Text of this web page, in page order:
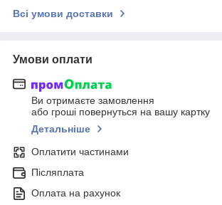
Всі умови доставки
Умови оплати
Ви отримаєте замовлення
або гроші повернуться на вашу картку
Детальніше
Оплатити частинами
Післяплата
Оплата на рахунок